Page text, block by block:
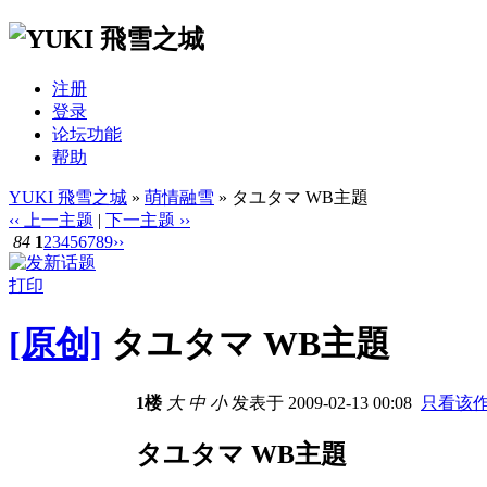
注册
登录
论坛功能
帮助
YUKI 飛雪之城 » 萌情融雪 » タユタマ WB主題
‹‹ 上一主题 | 下一主题 ››
84 123456789››
打印
[原创] タユタマ WB主題
1楼 大 中 小发表于 2009-02-13 00:08 只看该
タユタマ WB主題